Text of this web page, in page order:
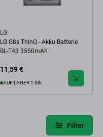
LG
LG G8s ThinQ - Akku Batterie
BL-T43 3550mAh
11,59 €
AUF LAGER 1 Stk
Filter